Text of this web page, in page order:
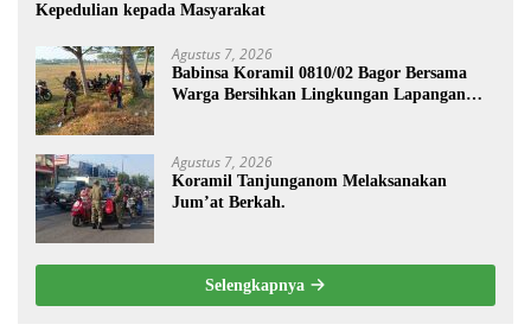
Kepedulian kepada Masyarakat
Agustus 7, 2026
Babinsa Koramil 0810/02 Bagor Bersama
Warga Bersihkan Lingkungan Lapangan
Agustus 7, 2026
Koramil Tanjunganom Melaksanakan
Jum’at Berkah.
Selengkapnya